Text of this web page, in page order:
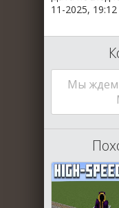
11-2025, 19:12
Мы ждем